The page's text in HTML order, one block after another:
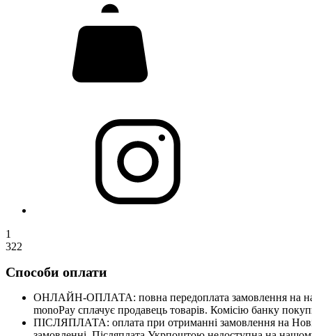
1
322
Способи оплати
ОНЛАЙН-ОПЛАТА: повна передоплата замовлення на
monoPay сплачує продавець товарів. Комісію банку
ПІСЛЯПЛАТА: оплата при отриманні замовлення на